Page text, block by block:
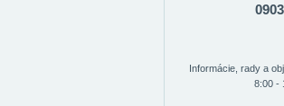
Informácie, rady a
8:00 -